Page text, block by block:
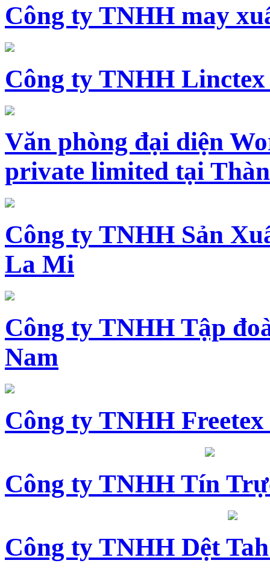
Công ty TNHH may
Công ty TNHH Linctex
Văn phòng đại diện
private limited tại
Công ty TNHH Sản
La Mi
Công ty TNHH Tập
Nam
Công ty TNHH
Công ty TNHH Tín
Công ty TNHH Dệt